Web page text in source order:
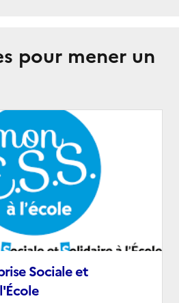
pour mener un
Sociale et